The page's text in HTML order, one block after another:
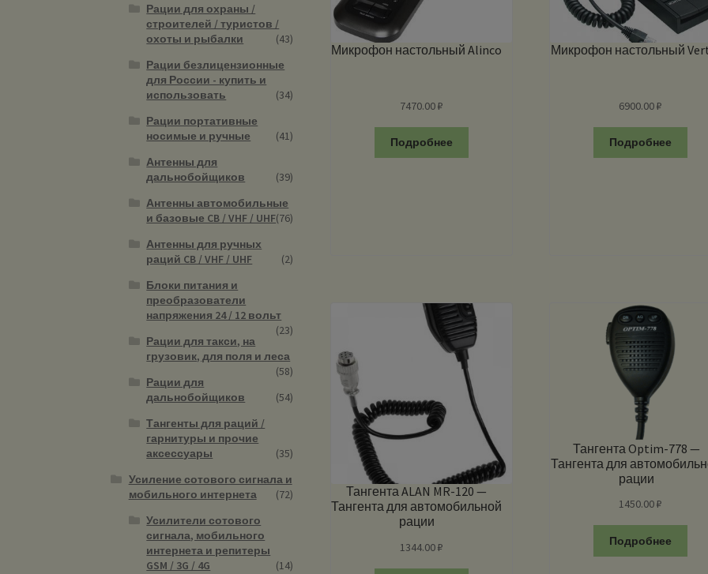
Микрофон настольный Alinco
7470.00₽
Подробнее
Микрофон настольный
6900.00₽
Подробнее
Тангента ALAN MR-120 —
Тангента для автомобильной
рации
1344.00₽
Тангента Optim-778 —
Тангента для
рации
1450.00₽
Подробнее
Рации для охраны /
строителей / туристов /
охоты и рыбалки
(43)
Рации безлицензионные
для России - купить и
использовать
(34)
Рации портативные
носимые и ручные
(41)
Антенны для
дальнобойщиков
(39)
Антенны автомобильные
и базовые CB / VHF / UHF(76)
Антенны для ручных
раций CB / VHF / UHF
(2)
Блоки питания и
преобразователи
напряжения 24 / 12 вольт
(23)
Рации для такси, на
грузовик, для поля и леса
(58)
Рации для
дальнобойщиков
(54)
Тангенты для раций /
гарнитуры и прочие
аксессуары
(35)
Усиление сотового сигнала и
мобильного интернета
(72)
Усилители сотового
сигнала, мобильного
интернета и репитеры
GSM / 3G / 4G
(14)